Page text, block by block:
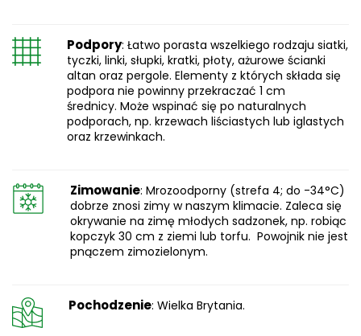
Podpory: Łatwo porasta wszelkiego rodzaju siatki,
tyczki, linki, słupki, kratki, płoty, ażurowe ścianki
altan oraz pergole. Elementy z których składa się
podpora nie powinny przekraczać 1 cm
średnicy. Może wspinać się po naturalnych
podporach, np. krzewach liściastych lub iglastych
oraz krzewinkach.
Zimowanie: Mrozoodporny (strefa 4; do -34°C)
dobrze znosi zimy w naszym klimacie. Zaleca się
okrywanie na zimę młodych sadzonek, np. robiąc
kopczyk 30 cm z ziemi lub torfu. Powojnik nie jest
pnączem zimozielonym.
Pochodzenie: Wielka Brytania.